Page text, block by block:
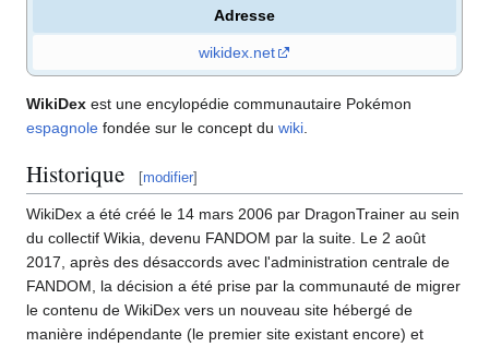
Adresse
wikidex.net
WikiDex est une encylopédie communautaire Pokémon
espagnole fondée sur le concept du wiki
Historique [modifier]
WikiDex a été créé le 14 mars 2006 par DragonTrainer au sein
du collectif Wikia, devenu FANDOM par la suite. Le 2 août
2017, après des désaccords avec l'administration centrale de
FANDOM, la décision a été prise par la communauté de migrer
le contenu de WikiDex vers un nouveau site hébergé de
manière indépendante (le premier site existant encore) et